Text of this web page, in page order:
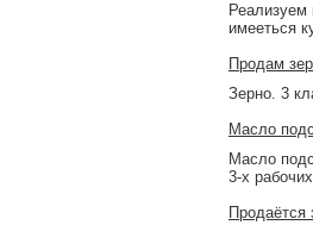
Реализуем
имееться
Продам
Зерно. 3
Масло
Масло
3-х
Продаётся